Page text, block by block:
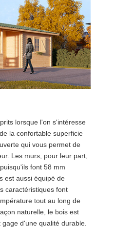
lorsque l'on s'intéresse
la confortable superficie
qui vous permet de
Les murs, pour leur part,
font 58 mm
est aussi équipé de
caractéristiques font
tout au long de
naturelle, le bois est
d'une qualité durable.